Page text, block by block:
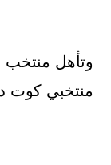
منتخبي كوت